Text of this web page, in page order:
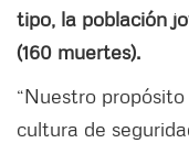
tipo, la población
(160 muertes).
“Nuestro
cultura de